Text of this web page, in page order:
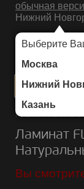
обычная
Нижний
Выберите
Москва
Нижний
Казань
ИНТЕРНЕТ-МАГАЗИН
Каталог/Ламинат/
Ламинат
Вы